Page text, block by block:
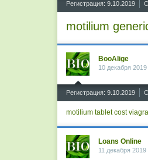
Регистрация: 9.10.2019
motilium
BooAlige
10 декабря 2019
Регистрация: 9.10.2019
motilium tablet cost
Loans Online
11 декабря 2019